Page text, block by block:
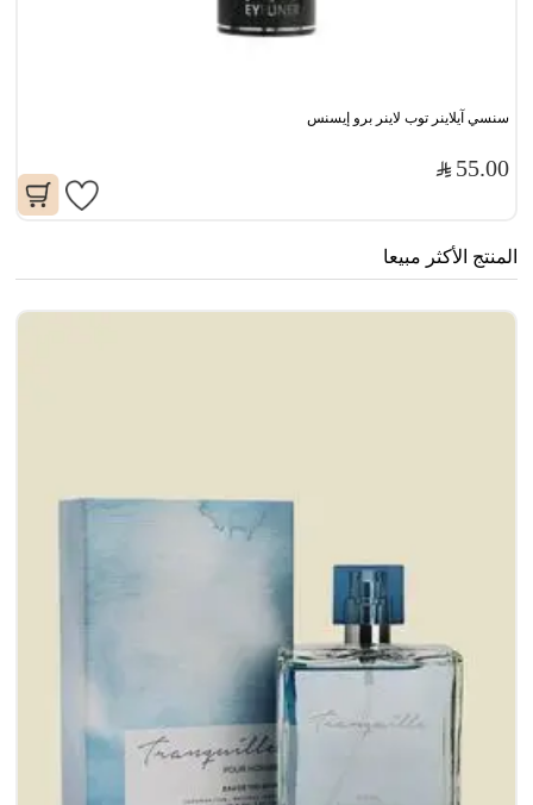
سنسي آيلاينر توب لاينر برو إيسنس
55.00
المنتج الأكثر مبيعا